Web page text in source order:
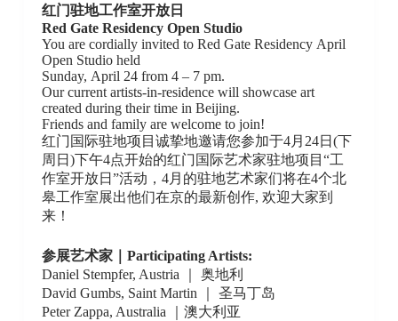
红门驻地工作室开放日
Red Gate Residency Open Studio
You are cordially invited to Red Gate Residency April
Open Studio held
Sunday, April 24 from 4 – 7 pm.
Our current artists-in-residence will showcase art
created during their time in Beijing.
Friends and family are welcome to join!
红门国际驻地项目诚挚地邀请您参加于4月24日(下
周日)下午4点开始的红门国际艺术家驻地项目“工
作室开放日”活动，4月的驻地艺术家们将在4个北
皋工作室展出他们在京的最新创作, 欢迎大家到
来！
参展艺术家｜ Participating Artists:
Daniel Stempfer, Austria ｜ 奥地利
David Gumbs, Saint Martin ｜ 圣马丁岛
Peter Zappa, Australia ｜澳大利亚